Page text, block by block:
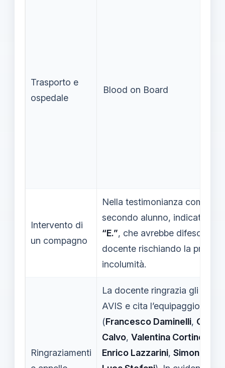
Trasporto e
ospedale
Blood on Board
Intervento di
un compagno
Nella testimonianza compare
secondo alunno, indicato
“E.”, che avrebbe difeso la
docente rischiando la propria
incolumità.
Ringraziamenti
La docente ringrazia gli
AVIS e cita l’equipaggio
(Francesco Daminelli,
Calvo, Valentina Cortinovis
Enrico Lazzarini, Simone